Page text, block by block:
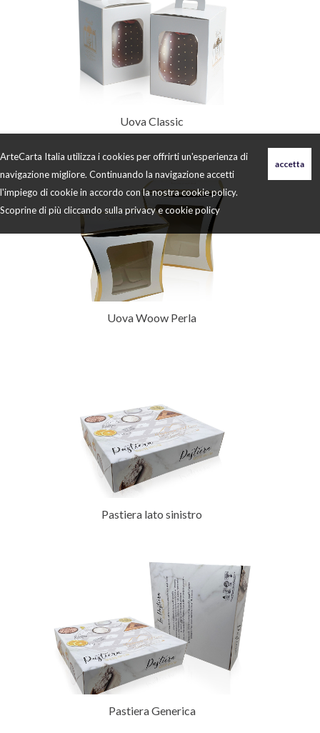
ArteCarta Italia utilizza i cookies per offrirti un'esperienza di
navigazione migliore. Continuando la navigazione accetti
l'impiego di cookie in accordo con la nostra cookie policy.
Scoprine di più cliccando sullaprivacy e cookie policy
Uova Classic
Uova Woow Perla
Pastiera lato sinistro
Pastiera Generica